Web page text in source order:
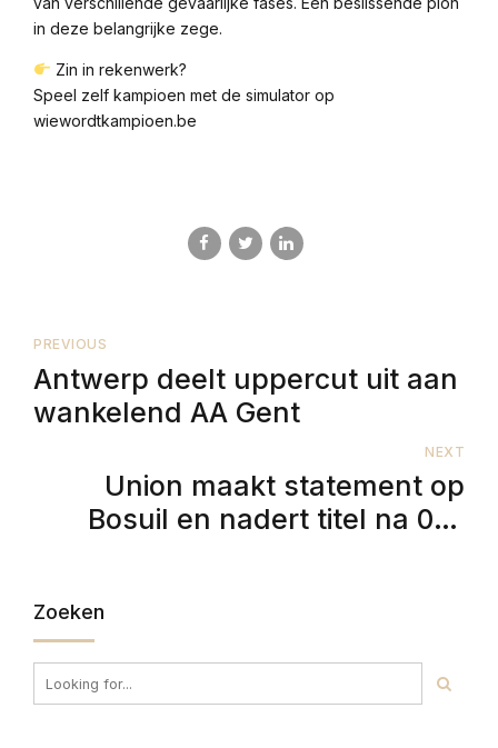
in deze belangrijke zege.
Zin in rekenwerk?
Speel zelf kampioen met de simulator op
wiewordtkampioen.be
PREVIOUS
Antwerp deelt uppercut uit aan
wankelend AA Gent
NEXT
Union maakt statement op
Bosuil en nadert titel na 0-4
Zoeken